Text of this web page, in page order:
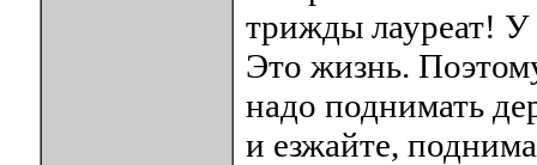
трижды лауреат!
Это жизнь.
надо поднимать
и езжайте,